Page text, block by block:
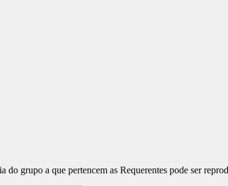
grupo a que pertencem as Requerentes pode ser